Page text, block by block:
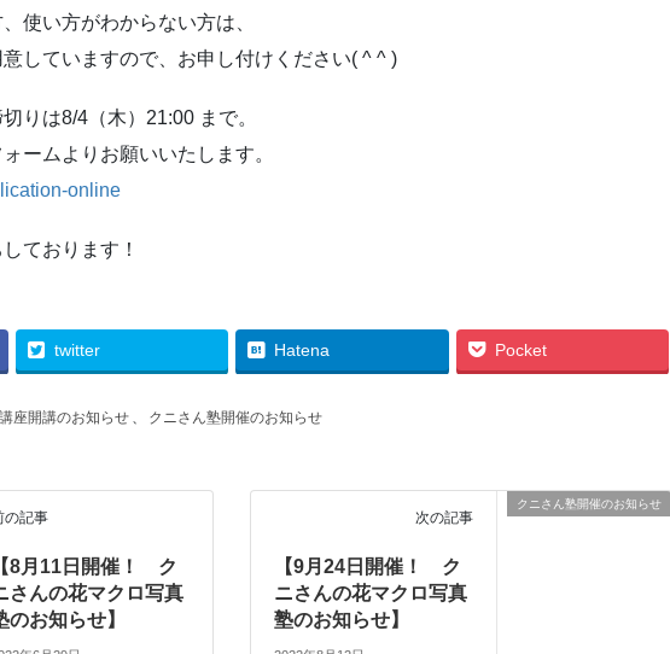
使い方がわからない方は、
していますので、お申し付けください( ^ ^ )
りは8/4（木）21:00 まで。
ームよりお願いいたします。
online
ております！
twitter Hatena Pocket
座開講のお知らせ 、 クニさん塾開催のお知らせ
の記事
【8月11日開催！ ク
さんの花マクロ写真
のお知らせ】
クニさん塾開催のお知らせ
次の記事
【9月24日開催！ ク
ニさんの花マクロ写真
塾のお知らせ】